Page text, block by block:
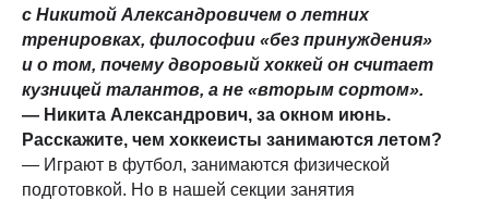
с Никитой Александровичем о летних
тренировках, философии «без принуждения»
и о том, почему дворовый хоккей он считает
кузницей талантов, а не «вторым сортом».
— Никита Александрович, за окном июнь.
Расскажите, чем хоккеисты занимаются летом?
— Играют в футбол, занимаются физической
подготовкой. Но в нашей секции занятия